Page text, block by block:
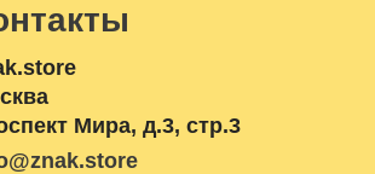
Мира, д.3, стр.3